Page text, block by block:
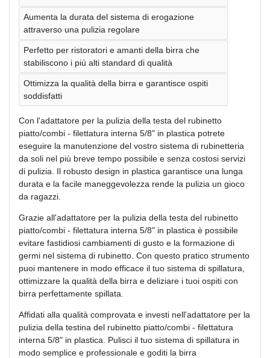
Aumenta la durata del sistema di erogazione
attraverso una pulizia regolare
Perfetto per ristoratori e amanti della birra che
stabiliscono i più alti standard di qualità
Ottimizza la qualità della birra e garantisce ospiti
soddisfatti
Con l'adattatore per la pulizia della testa del rubinetto
piatto/combi - filettatura interna 5/8" in plastica potrete
eseguire la manutenzione del vostro sistema di rubinetteria
da soli nel più breve tempo possibile e senza costosi servizi
di pulizia. Il robusto design in plastica garantisce una lunga
durata e la facile maneggevolezza rende la pulizia un gioco
da ragazzi.
Grazie all'adattatore per la pulizia della testa del rubinetto
piatto/combi - filettatura interna 5/8" in plastica è possibile
evitare fastidiosi cambiamenti di gusto e la formazione di
germi nel sistema di rubinetto. Con questo pratico strumento
puoi mantenere in modo efficace il tuo sistema di spillatura,
ottimizzare la qualità della birra e deliziare i tuoi ospiti con
birra perfettamente spillata.
Affidati alla qualità comprovata e investi nell'adattatore per la
pulizia della testina del rubinetto piatto/combi - filettatura
interna 5/8" in plastica. Pulisci il tuo sistema di spillatura in
modo semplice e professionale e goditi la birra